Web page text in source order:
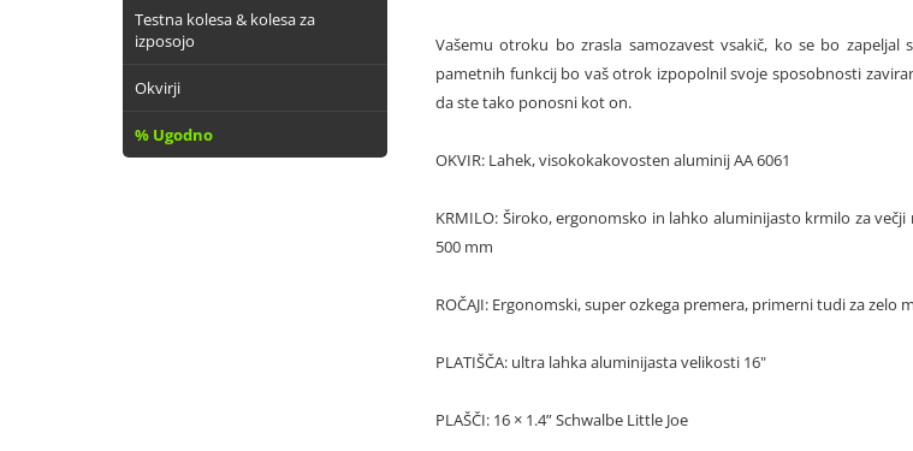
Testna kolesa & kolesa za
izposojo
Okvirji
% Ugodno
Vašemu otroku bo zrasla samozavest vsakič, ko se bo
pametnih funkcij bo vaš otrok izpopolnil svoje sposobnosti
da ste tako ponosni kot on.
OKVIR: Lahek, visokokakovosten aluminij AA 6061
KRMILO: Široko, ergonomsko in lahko aluminijasto krmilo za
500 mm
ROČAJI: Ergonomski, super ozkega premera, primerni tudi za zelo
PLATIŠČA: ultra lahka aluminijasta velikosti 16"
PLAŠČI: 16 × 1.4” Schwalbe Little Joe